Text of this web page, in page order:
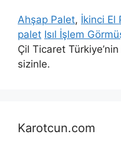
Ahşap Palet, İkinci El
palet Isıl İşlem
Çil Ticaret
sizinle.
Karotcun.com